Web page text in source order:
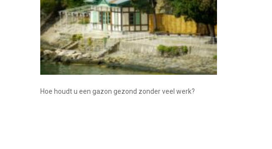
Hoe houdt u een gazon gezond zonder veel werk?